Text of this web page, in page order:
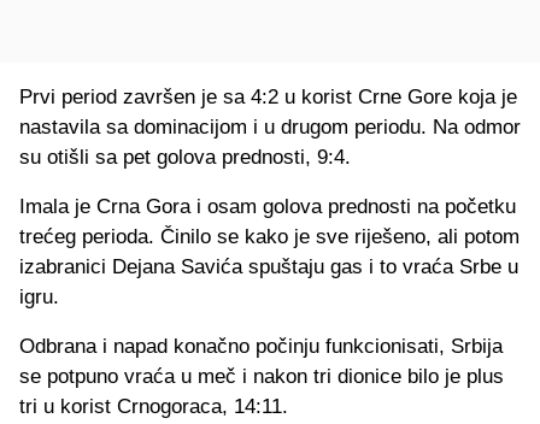
Prvi period završen je sa 4:2 u korist Crne Gore koja je
nastavila sa dominacijom i u drugom periodu. Na odmor
su otišli sa pet golova prednosti, 9:4.
Imala je Crna Gora i osam golova prednosti na početku
trećeg perioda. Činilo se kako je sve riješeno, ali potom
izabranici Dejana Savića spuštaju gas i to vraća Srbe u
igru.
Odbrana i napad konačno počinju funkcionisati, Srbija
se potpuno vraća u meč i nakon tri dionice bilo je plus
tri u korist Crnogoraca, 14:11.